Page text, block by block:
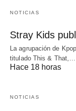
NOTICIAS
Stray Kids
La agrupación de
titulado This & That,…
Hace 18 horas
NOTICIAS